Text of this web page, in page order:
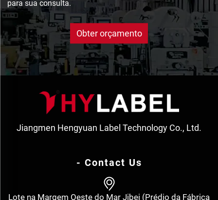
para sua consulta.
Obter orçamento
Jiangmen Hengyuan Label Technology Co., Ltd.
- Contact Us
Lote na Margem Oeste do Mar Jibei (Prédio da Fábrica